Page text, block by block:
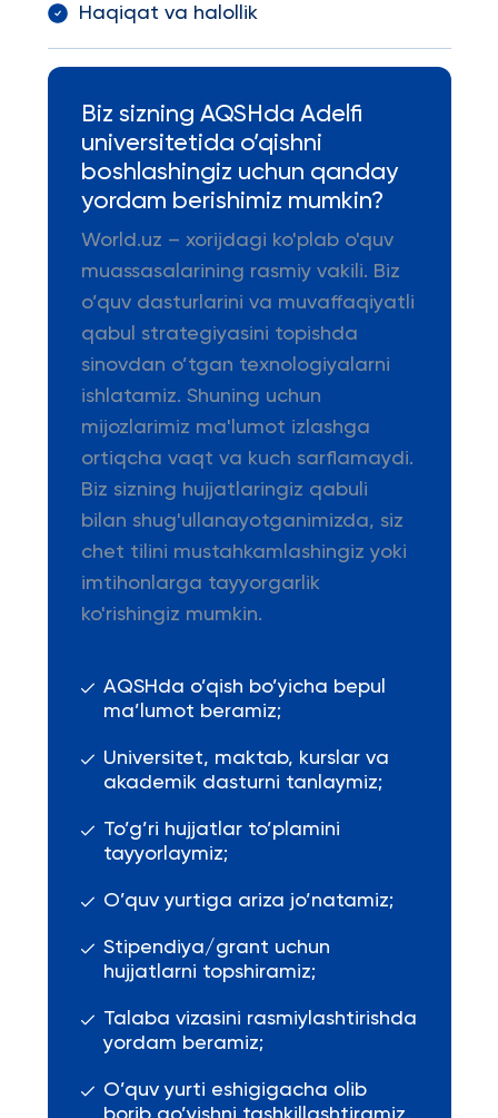
Haqiqat va halollik
Biz sizning AQSHda Adelfi
universitetida o’qishni
boshlashingiz uchun qanday
yordam berishimiz mumkin?
World.uz – xorijdagi ko'plab o'quv
muassasalarining rasmiy vakili. Biz
o’quv dasturlarini va muvaffaqiyatli
qabul strategiyasini topishda
sinovdan o’tgan texnologiyalarni
ishlatamiz. Shuning uchun
mijozlarimiz ma'lumot izlashga
ortiqcha vaqt va kuch sarflamaydi.
Biz sizning hujjatlaringiz qabuli
bilan shug'ullanayotganimizda, siz
chet tilini mustahkamlashingiz yoki
imtihonlarga tayyorgarlik
ko'rishingiz mumkin.
AQSHda o’qish bo’yicha bepul
ma’lumot beramiz;
Universitet, maktab, kurslar va
akademik dasturni tanlaymiz;
To’g’ri hujjatlar to’plamini
tayyorlaymiz;
O’quv yurtiga ariza jo’natamiz;
Stipendiya/grant uchun
hujjatlarni topshiramiz;
Talaba vizasini rasmiylashtirishda
yordam beramiz;
O’quv yurti eshigigacha olib